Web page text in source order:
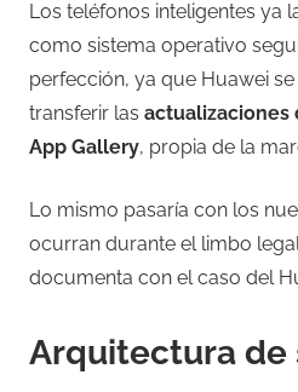
Los teléfonos inteligentes ya
como sistema operativo
perfección, ya que Huawei
transferir las actualizaciones
App Gallery, propia de la
Lo mismo pasaría con los
ocurran durante el limbo
documenta con el caso del
Arquitectura de